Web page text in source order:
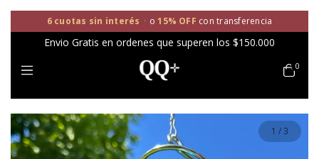
6 cuotas sin interés · o15% OFF con transferencia
Envio Gratis en ordenes que superen los $150.000
0
1 /3